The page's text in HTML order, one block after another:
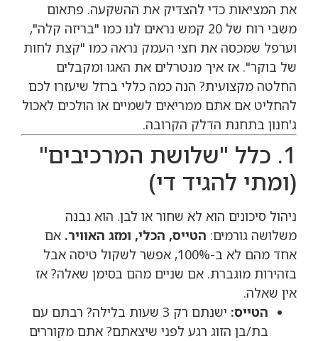
את המציאות כדי להצדיק את ההשקעה. פתאום
משבי רוח של 20 קמש נראים לנו כמו "בריזה קלה",
וערפל שמכסה את חצי העמק נראה כמו "קצת לחות
של בוקר". אז איך מנטרלים את האגו ומקבלים
החלטה מקצועית? הנה כמה כללי ברזל שיעזרו לכם
להחליט אם אתם ממריאים לשמיים או הולכים לאכול
ג'חנון בתחנת הדלק הקרובה.
1. כלל "שלושת המרכיבים"
(ומתי להגיד די)
ניהול סיכונים הוא לא שחור או לבן. הוא נבנה
משלושה גורמים: הטייס, הכלי, ומזג האוויר. אם
אחד מהם לא ב-100%, אפשר לשקול טיסה אבל
בזהירות מוגברת. אם שניים מהם בסימן שאלה? אז
אין שאלה.
הטייס:
ישנתם רק 3 שעות בלילה? רבתם עם
בת/בן הזוג רגע לפני שיצאתם? אתם מקוררים